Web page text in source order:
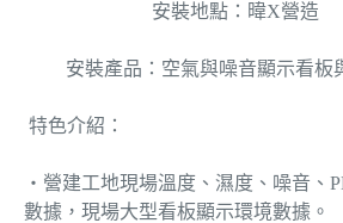
安裝地點：暐X營造
安裝產品：空氣與噪音顯示看板
特色介紹：
‧營建工地現場溫度、濕度、噪音、
數據，現場大型看板顯示環境數據。